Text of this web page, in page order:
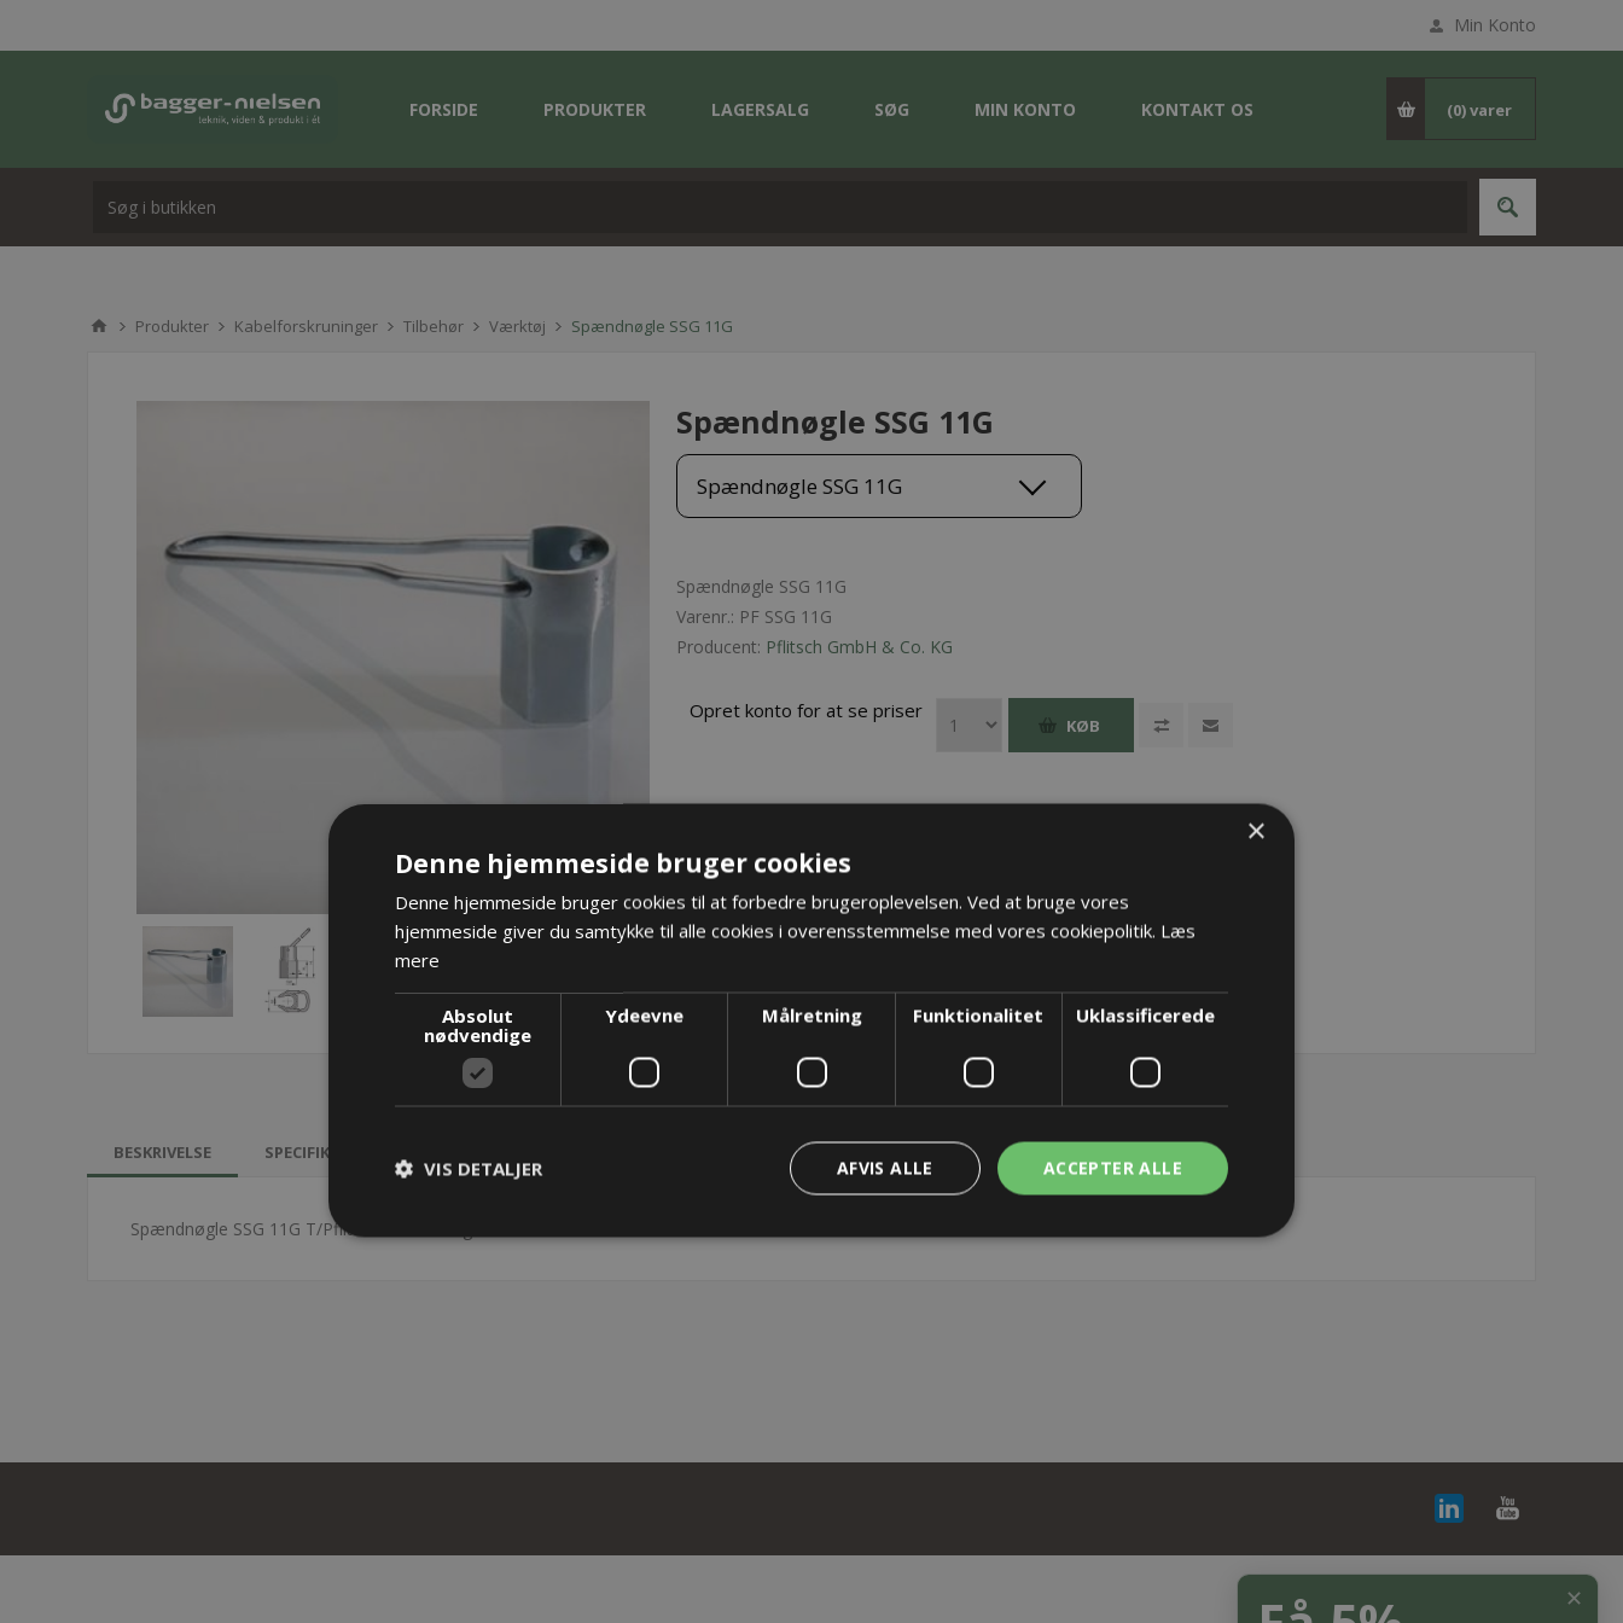
Min Konto
FORSIDE PRODUKTER LAGERSALG SØG MIN KONTO KONTAKT OS (0)varer
Produkter Kabelforskruninger Tilbehør Værktøj Spændnøgle SSG 11G
Spændnøgle SSG 11G
Spændnøgle SSG 11G
Spændnøgle SSG 11G
Varenr.: PF SSG 11G
Producent: Pflitsch GmbH & Co. KG
Opret konto for at se priser
KØB
BESKRIVELSE SPECIFIKATIONER
Spændnøgle SSG 11G T/Pflitsch forskruning
✕
×
Denne hjemmeside bruger cookies
Denne hjemmeside bruger cookies til at forbedre brugeroplevelsen. Ved at bruge vores
hjemmeside giver du samtykke til alle cookies i overensstemmelse med vores cookiepolitik. Læs
mere
Absolut
nødvendige
Ydeevne Målretning Funktionalitet Uklassificerede
ACCEPTER ALLE
AFVIS ALLE
VIS DETALJER